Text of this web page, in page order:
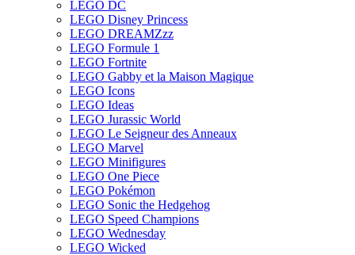
LEGO DC
LEGO Disney Princess
LEGO DREAMZzz
LEGO Formule 1
LEGO Fortnite
LEGO Gabby et la Maison Magique
LEGO Icons
LEGO Ideas
LEGO Jurassic World
LEGO Le Seigneur des Anneaux
LEGO Marvel
LEGO Minifigures
LEGO One Piece
LEGO Pokémon
LEGO Sonic the Hedgehog
LEGO Speed Champions
LEGO Wednesday
LEGO Wicked